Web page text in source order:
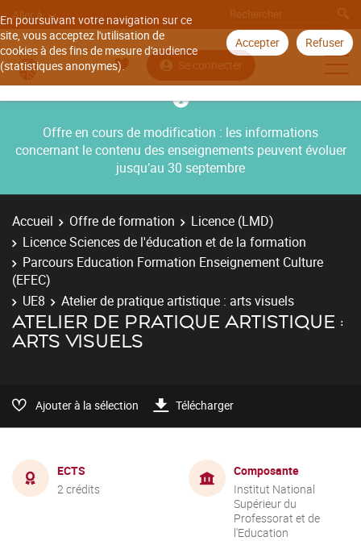
En poursuivant votre navigation sur ce
site, vous acceptez l'utilisation de
cookies à des fins de mesure d'audience
(statistiques anonymes).
Accepter Refuser
Aller à
Se connecter
Offre en cours de modification : les informations
concernant le contenu des enseignements peuvent évoluer
jusqu’au 30 septembre
Accueil Offre de formation
Licence (LMD)
Licence Sciences de l'éducation et de la formation
Parcours Education Formation Enseignement Culture
(EFEC)
UE8
Atelier de pratique artistique : arts visuels
ATELIER DE PRATIQUE ARTISTIQUE :
ARTS VISUELS
Ajouter à la sélection Télécharger
ECTS
2 crédits
Composante
Institut National
Supérieur du
Professorat et de
l'Education